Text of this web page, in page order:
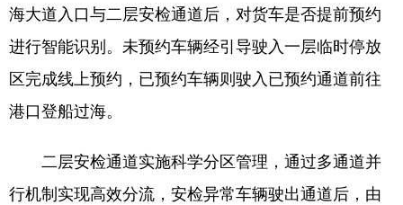
海大道入口与二层安检通道后，对货车是否提前预约
进行智能识别。未预约车辆经引导驶入一层临时停放
区完成线上预约，已预约车辆则驶入已预约通道前往
港口登船过海。
二层安检通道实施科学分区管理，通过多通道并
行机制实现高效分流，安检异常车辆驶出通道后，由